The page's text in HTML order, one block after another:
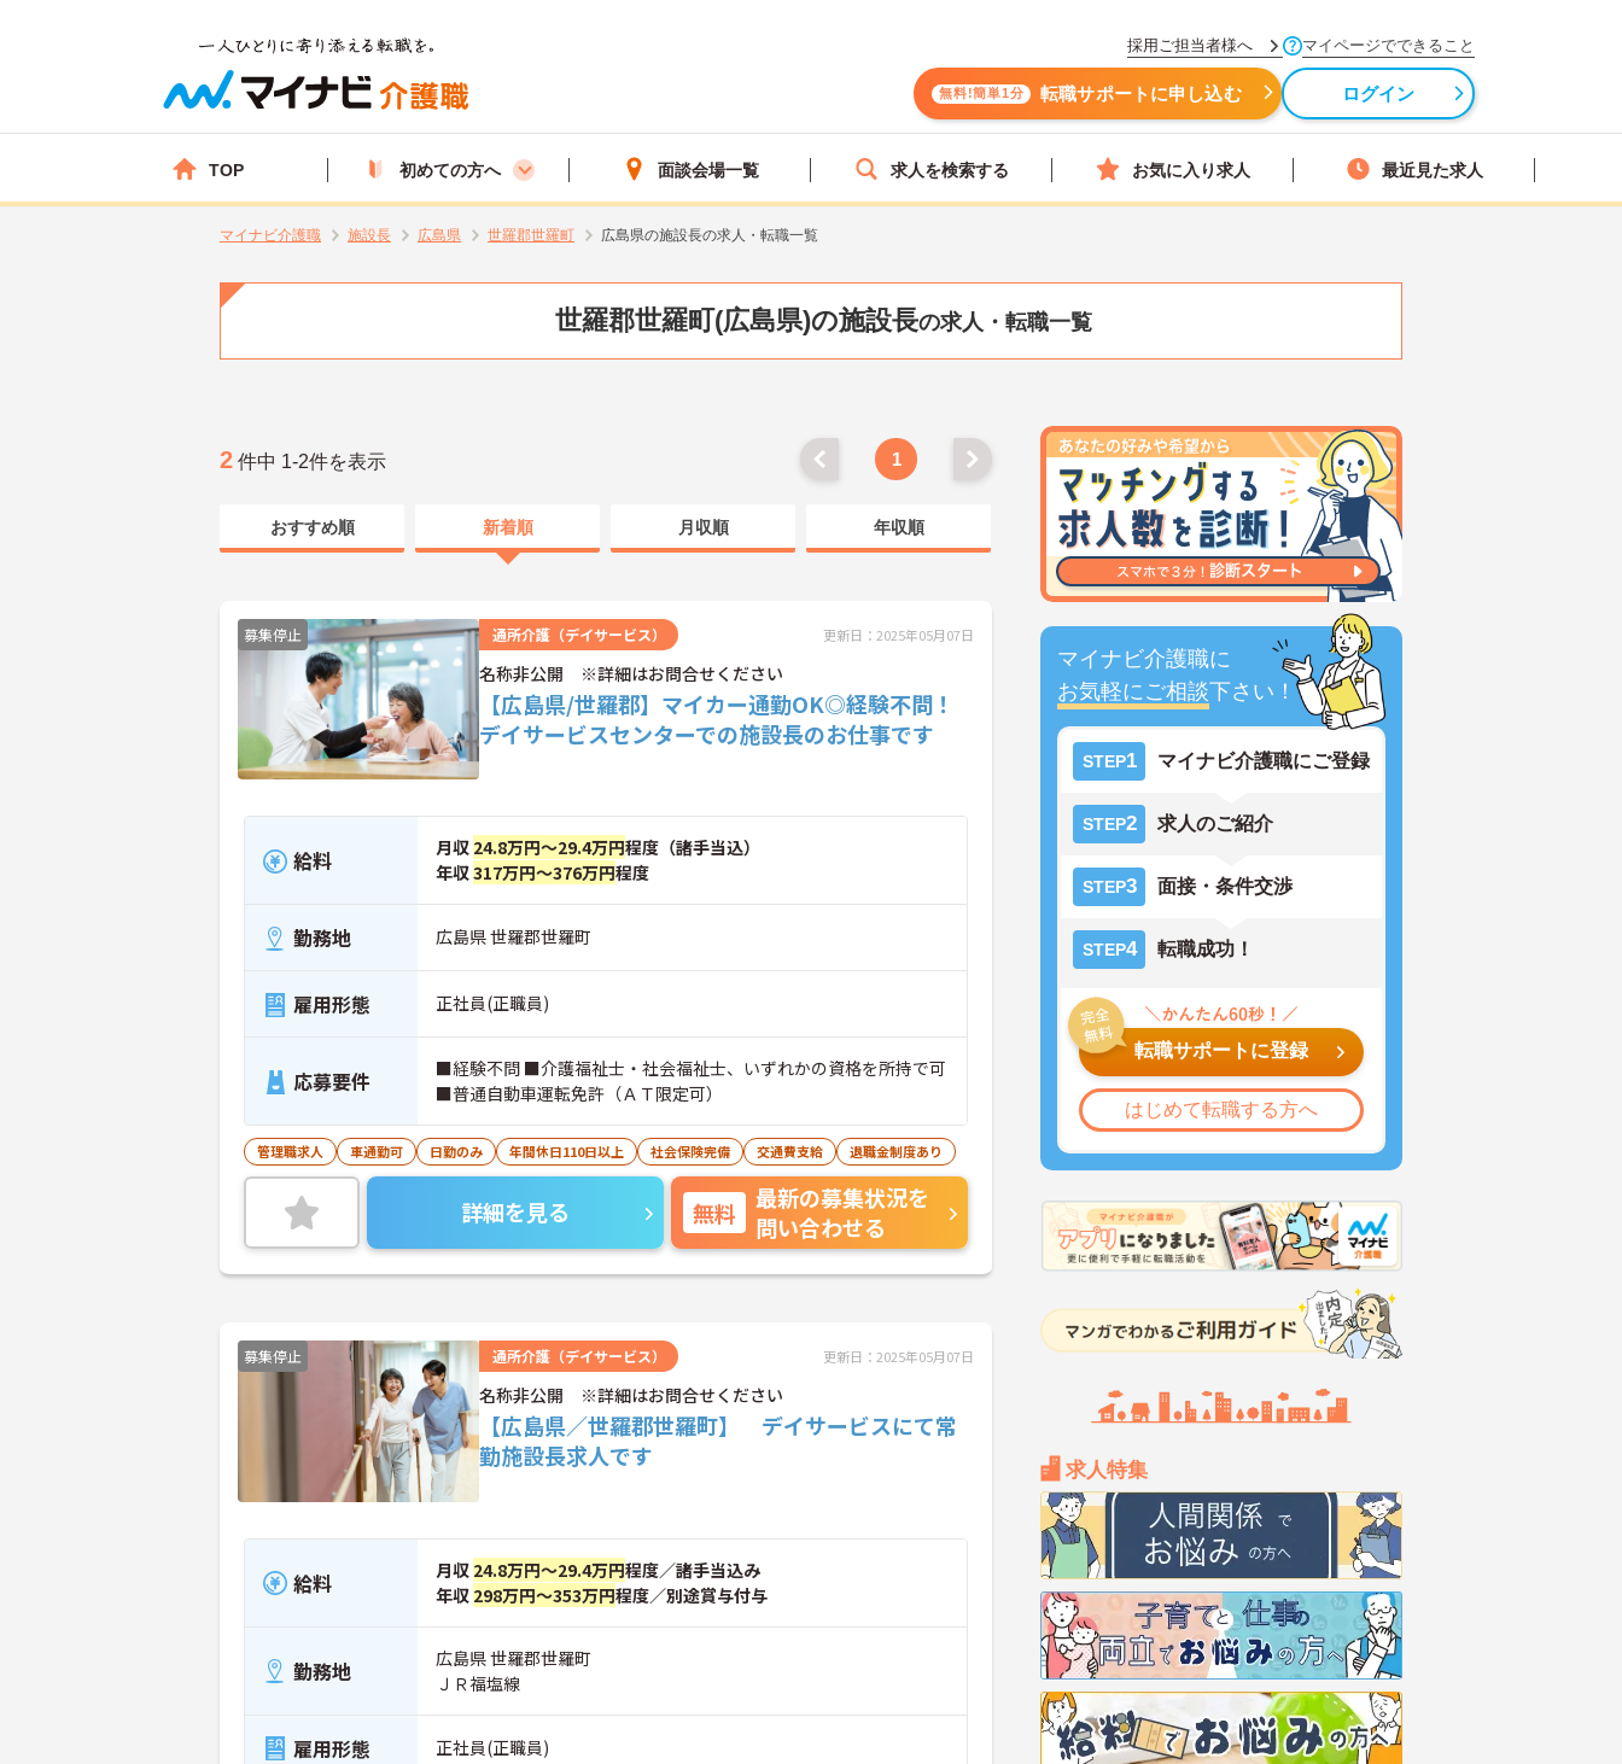
採用ご担当者様へ マイページでできること
無料!簡単1分 転職サポートに申し込む ログイン
TOP 初めての方へ 面談会場一覧 求人を検索する お気に入り求人 最近見た求人
マイナビ介護職 施設長 広島県 世羅郡世羅町 広島県の施設長の求人・転職一覧
世羅郡世羅町(広島県)の施設長の求人・転職一覧
マイナビ介護職に
お気軽にご相談下さい！
STEP1 マイナビ介護職にご登録
STEP2 求人のご紹介
STEP3 面接・条件交渉
STEP4 転職成功！
転職サポートに登録
はじめて転職する方へ
求人特集
2 件中 1-2件を表示 1
おすすめ順 新着順 月収順 年収順
募集停止 通所介護（デイサービス） 更新日：2025年05月07日
名称非公開 ※詳細はお問合せください
【広島県/世羅郡】マイカー通勤OK◎経験不問！
デイサービスセンターでの施設長のお仕事です
給料 月収 24.8万円～29.4万円程度（諸手当込）
年収317万円～376万円程度
勤務地 広島県 世羅郡世羅町
雇用形態 正社員(正職員)
応募要件
■経験不問 ■介護福祉士・社会福祉士、いずれかの資格を所持で可
■普通自動車運転免許（ＡＴ限定可）
管理職求人 車通勤可 日勤のみ 年間休日110日以上 社会保険完備 交通費支給 退職金制度あり
詳細を見る 無料
最新の募集状況を
問い合わせる
募集停止 通所介護（デイサービス） 更新日：2025年05月07日
名称非公開 ※詳細はお問合せください
【広島県／世羅郡世羅町】 デイサービスにて常
勤施設長求人です
給料 月収 24.8万円～29.4万円程度／諸手当込み
年収 298万円～353万円程度／別途賞与付与
勤務地
広島県 世羅郡世羅町
ＪＲ福塩線
雇用形態 正社員(正職員)